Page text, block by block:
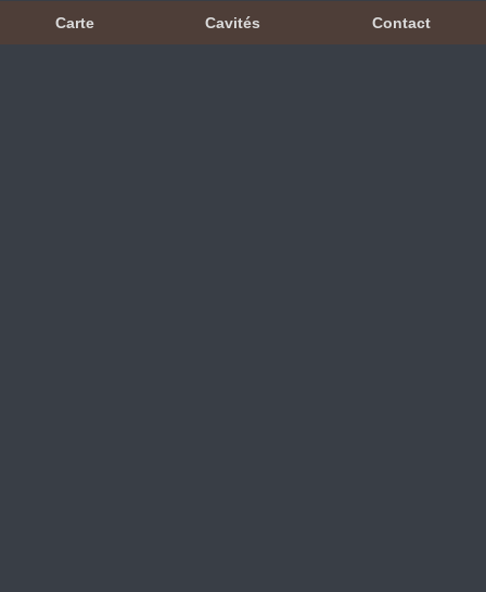
Carte Cavités Contact